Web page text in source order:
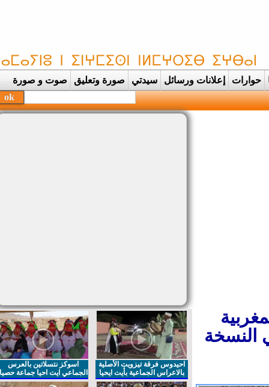
حوارات إعلانات ورسائل سيدتي صورة وتعليق صوت و صورة
النسخة
احيدوس فرقة تيزويت الأصلية
بالاعراس الجماعية بأيت ايحيا
اسوكز نتسلاتين بالعرس
الجماعي ايت احيا جماعة حصيا